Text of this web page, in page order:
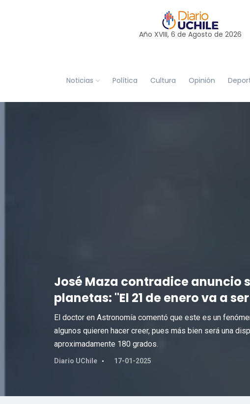
Año XVIII, 6 de Agosto de 2026
Noticias Política Cultura Opinión
José Maza contradice anuncio
planetas: "El 21 de enero va a
El doctor en Astronomía comentó que este es un
algunos quieren hacer creer, pues más bien será una
aproximadamente 180 grados.
Diario UChile 17-01-2025